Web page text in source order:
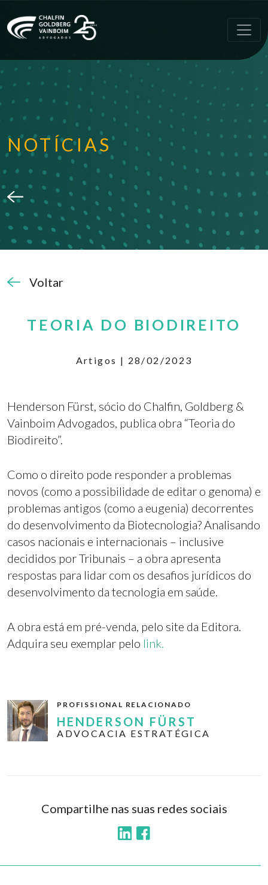
NOTÍCIAS
Voltar
TEORIA DO BIODIREITO
Artigos | 28/02/2023
Henderson Fürst, sócio do Chalfin, Goldberg &
Vainboim Advogados, publica obra “Teoria do
Biodireito”.
Como o direito pode responder a problemas
novos (como a possibilidade de editar o genoma) e
problemas antigos (como a eugenia) decorrentes
do desenvolvimento da Biotecnologia? Analisando
casos nacionais e internacionais – inclusive
decididos por Tribunais – a obra apresenta
respostas para lidar com os desafios jurídicos do
desenvolvimento da tecnologia em saúde.
A obra está em pré-venda, pelo site da Editora.
Adquira seu exemplar pelo link.
PROFISSIONAL RELACIONADO
HENDERSON FÜRST
ADVOCACIA ESTRATÉGICA
Compartilhe nas suas redes sociais